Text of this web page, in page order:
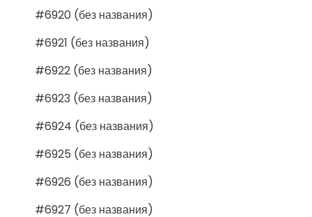
#6920 (без названия)
#6921 (без названия)
#6922 (без названия)
#6923 (без названия)
#6924 (без названия)
#6925 (без названия)
#6926 (без названия)
#6927 (без названия)